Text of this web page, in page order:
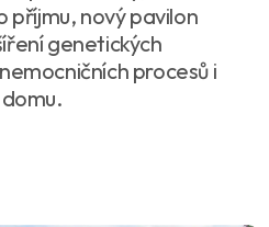
příjmu, nový pavilon
genetických
procesů i